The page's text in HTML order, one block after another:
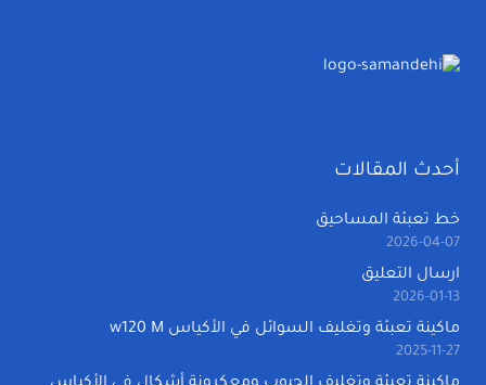
أحدث المقالات
خط تعبئة المساحيق
2026-04-07
ارسال التعليق
2026-01-13
ماكينة تعبئة وتغليف السوائل في الأكياس w120 M
2025-11-27